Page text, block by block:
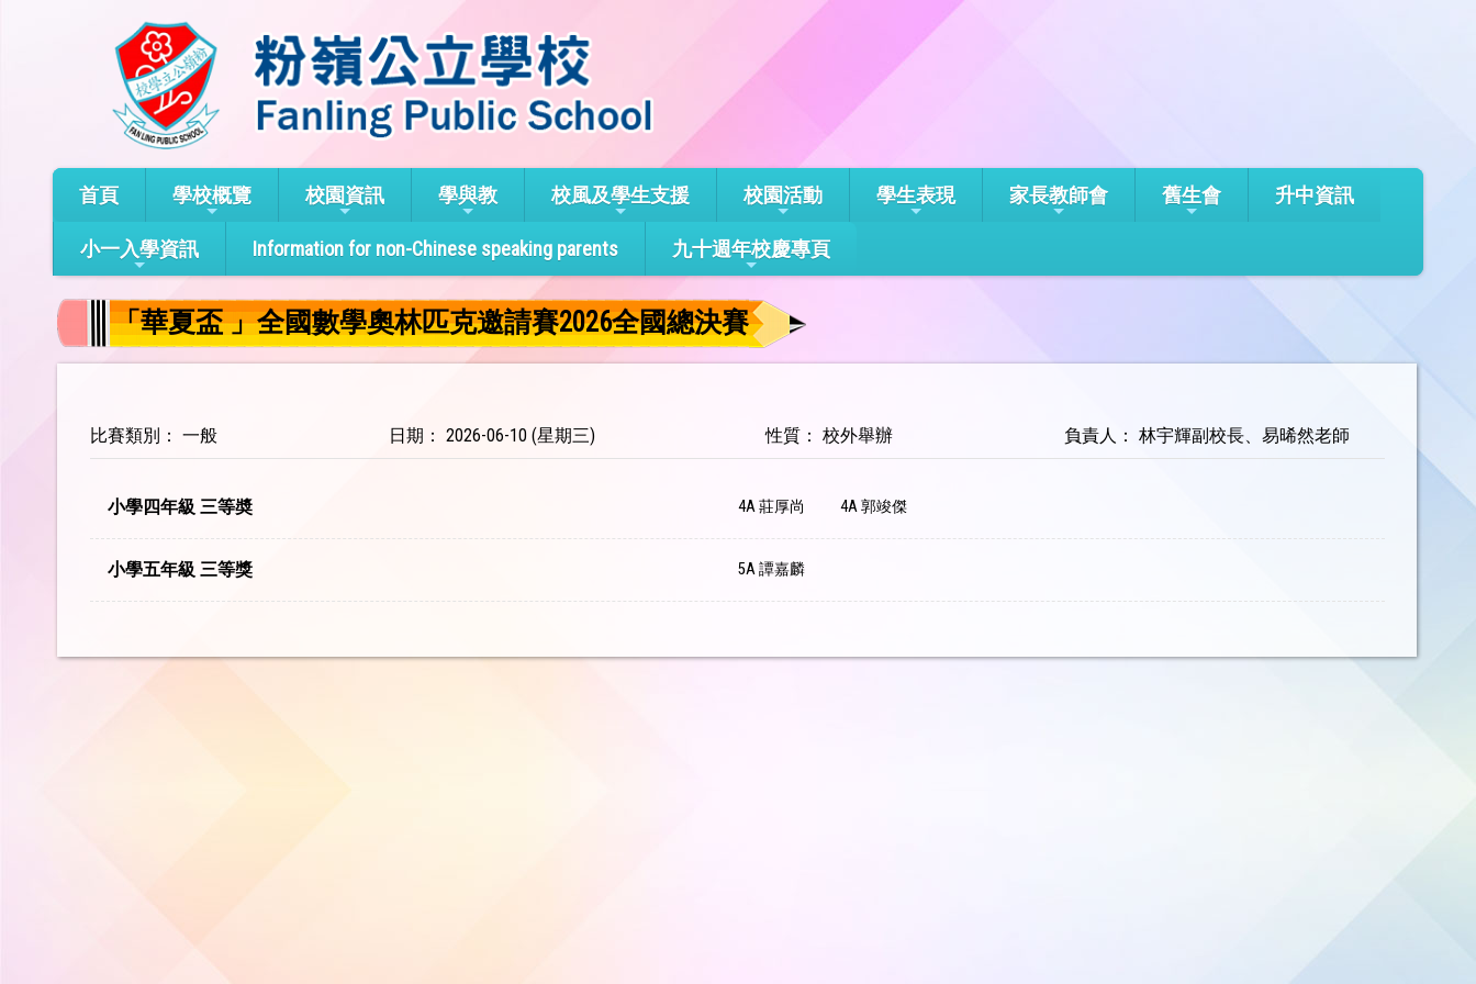
首頁 學校概覽 校園資訊 學與教 校風及學生支援 校園活動 學生表現 家長教師會 舊生會 升中資訊
小一入學資訊 Information for non-Chinese speaking parents 九十週年校慶專頁
「華夏盃 」全國數學奧林匹克邀請賽2026全國總決賽
比賽類別： 一般 日期： 2026-06-10 (星期三) 性質： 校外舉辦 負責人： 林宇輝副校長、易晞然老師
小學四年級 三等奬 4A 莊厚尚 4A 郭竣傑
小學五年級 三等獎 5A 譚嘉麟